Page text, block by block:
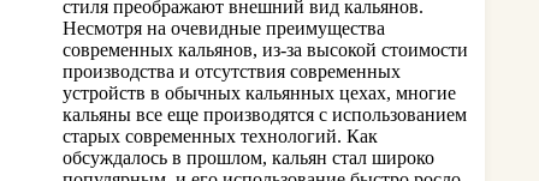
стиля преображают внешний вид кальянов.
Несмотря на очевидные преимущества
современных кальянов, из-за высокой стоимости
производства и отсутствия современных
устройств в обычных кальянных цехах, многие
кальяны все еще производятся с использованием
старых современных технологий. Как
обсуждалось в прошлом, кальян стал широко